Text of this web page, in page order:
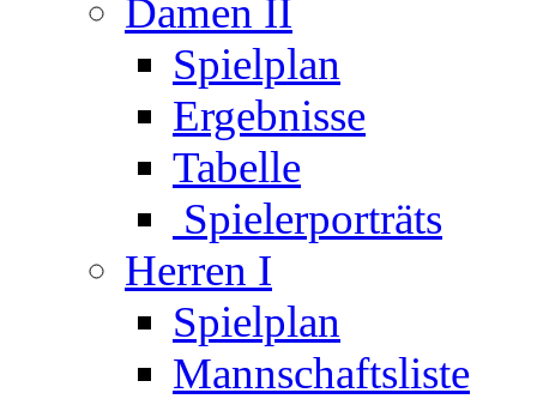
Damen II
Spielplan
Ergebnisse
Tabelle
Spielerporträts
Herren I
Spielplan
Mannschaftsliste